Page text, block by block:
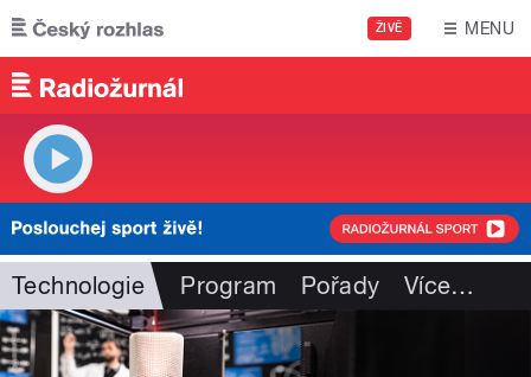
Přejít k hlavnímu obsahu
ŽIVĚ MENU
Technologie Program Pořady Více…